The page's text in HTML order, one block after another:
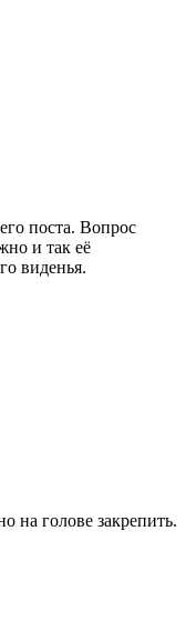
поста. Вопрос
и так её
виденья.
на голове закрепить.